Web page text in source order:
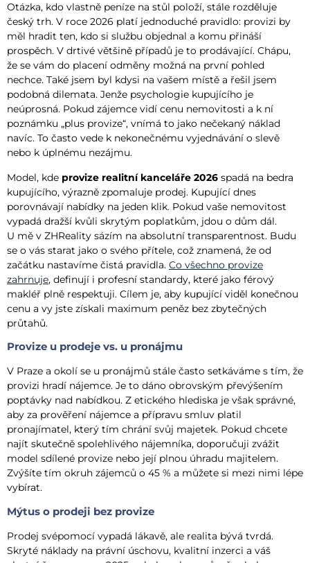
Otázka, kdo vlastně peníze na stůl položí, stále rozděluje
český trh. V roce 2026 platí jednoduché pravidlo: provizi by
měl hradit ten, kdo si službu objednal a komu přináší
prospěch. V drtivé většině případů je to prodávající. Chápu,
že se vám do placení odměny možná na první pohled
nechce. Také jsem byl kdysi na vašem místě a řešil jsem
podobná dilemata. Jenže psychologie kupujícího je
neúprosná. Pokud zájemce vidí cenu nemovitosti a k ní
poznámku „plus provize“, vnímá to jako nečekaný náklad
navíc. To často vede k nekonečnému vyjednávání o slevě
nebo k úplnému nezájmu.
Model, kde provize realitní kanceláře 2026 spadá na bedra
kupujícího, výrazně zpomaluje prodej. Kupující dnes
porovnávají nabídky na jeden klik. Pokud vaše nemovitost
vypadá dražší kvůli skrytým poplatkům, jdou o dům dál.
U mě v ZHReality sázím na absolutní transparentnost. Budu
se o vás starat jako o svého přítele, což znamená, že od
začátku nastavíme čistá pravidla. Co všechno provize
zahrnuje, definují i profesní standardy, které jako férový
makléř plně respektuji. Cílem je, aby kupující viděl konečnou
cenu a vy jste získali maximum peněz bez zbytečných
průtahů.
Provize u prodeje vs. u pronájmu
V Praze a okolí se u pronájmů stále často setkáváme s tím, že
provizi hradí nájemce. Je to dáno obrovským převýšením
poptávky nad nabídkou. Z etického hlediska je však správné,
aby za prověření nájemce a přípravu smluv platil
pronajímatel, který tím chrání svůj majetek. Pokud chcete
najít skutečně spolehlivého nájemníka, doporučuji zvážit
model sdílené provize nebo její plnou úhradu majitelem.
Zvýšíte tím okruh zájemců o 45 % a můžete si mezi nimi lépe
vybírat.
Mýtus o prodeji bez provize
Prodej svépomocí vypadá lákavě, ale realita bývá tvrdá.
Skryté náklady na právní úschovu, kvalitní inzerci a váš